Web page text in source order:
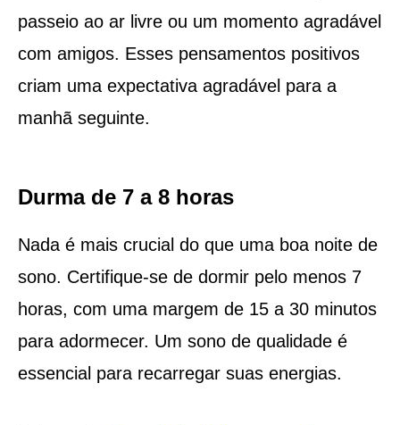
passeio ao ar livre ou um momento agradável
com amigos. Esses pensamentos positivos
criam uma expectativa agradável para a
manhã seguinte.
Durma de 7 a 8 horas
Nada é mais crucial do que uma boa noite de
sono. Certifique-se de dormir pelo menos 7
horas, com uma margem de 15 a 30 minutos
para adormecer. Um sono de qualidade é
essencial para recarregar suas energias.